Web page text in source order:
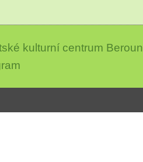
kulturní centrum Beroun